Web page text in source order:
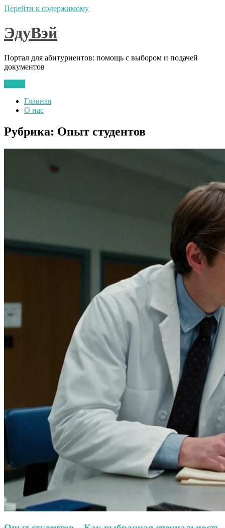
Перейти к содержимому
ЭдуВэй
Портал для абитуриентов: помощь с выбором и подачей
документов
Главная
О нас
Рубрика: Опыт студентов